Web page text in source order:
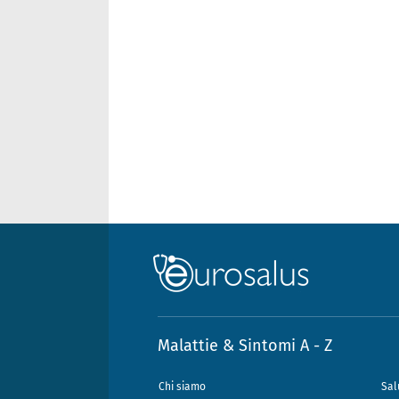
Malattie & Sintomi A - Z
Chi siamo